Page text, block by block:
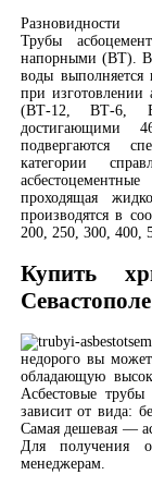
Разновидности
Трубы
напорными (ВТ). В
воды выполняется
при изготовлении
(ВТ-12, ВТ-6,
достигающими
подвергаются
категории
проходящая
производятся в
200, 250, 300, 400,
Купить
Севастополе
недорого вы
обладающую
Асбестовые
зависит от вида:
Самая дешевая —
Для получения
менеджерам.